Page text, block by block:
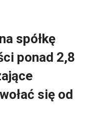
spółkę
ponad 2,8
się od